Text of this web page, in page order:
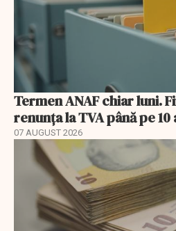
Termen ANAF chiar luni.
renunța la TVA până pe 10
07 AUGUST 2026